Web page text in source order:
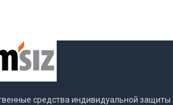
средства индивидуальной защиты